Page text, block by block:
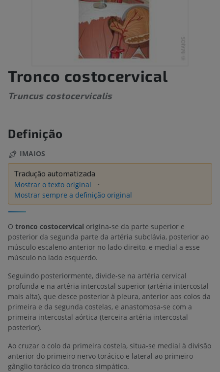
Tronco costocervical
Truncus costocervicalis
Definição
IMAIOS
Tradução automatizada
Mostrar o texto original
Mostrar sempre a definição original
O tronco costocervical origina-se da parte superior e
posterior da segunda parte da artéria subclávia, posterior ao
músculo escaleno anterior no lado direito, e medial a esse
músculo no lado esquerdo.
Seguindo posteriormente, divide-se na artéria cervical
profunda e na artéria intercostal superior (artéria intercostal
mais alta), que desce posterior à pleura, anterior aos colos da
primeira e da segunda costelas, e anastomosa-se com a
primeira intercostal aórtica (terceira artéria intercostal
posterior).
Ao cruzar o colo da primeira costela, situa-se medial à divisão
anterior do primeiro nervo torácico e lateral ao primeiro
gânglio torácico do tronco simpático.